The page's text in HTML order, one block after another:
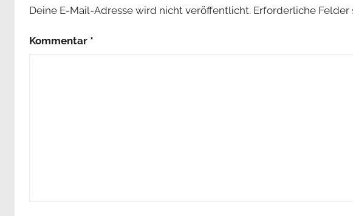
Deine E-Mail-Adresse wird nicht veröffentlicht. Erforderliche Felder
Kommentar *